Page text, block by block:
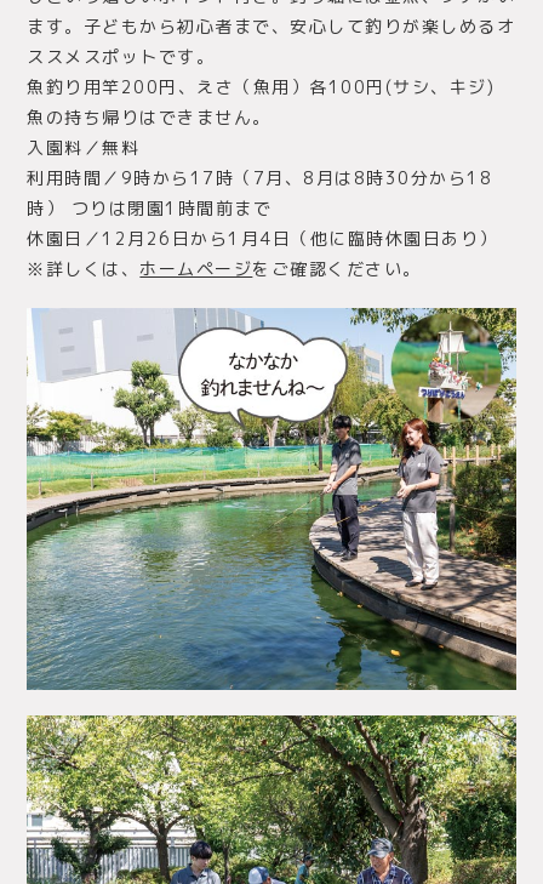
ます。子どもから初心者まで、安心して釣りが楽しめるオ
ススメスポットです。
魚釣り用竿200円、えさ（魚用）各100円(サシ、キジ)
魚の持ち帰りはできません。
入園料／無料
利用時間／9時から17時（7月、8月は8時30分から18
時） つりは閉園1時間前まで
休園日／12月26日から1月4日（他に臨時休園日あり）
※詳しくは、 ホームページをご確認ください。